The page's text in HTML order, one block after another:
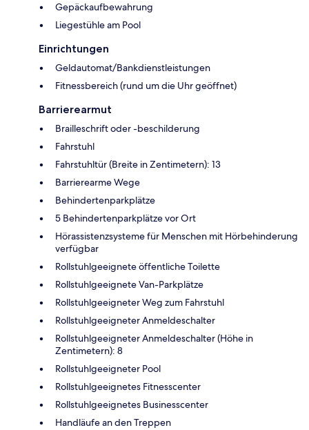
Gepäckaufbewahrung
Liegestühle am Pool
Einrichtungen
Geldautomat/Bankdienstleistungen
Fitnessbereich (rund um die Uhr geöffnet)
Barrierearmut
Brailleschrift oder -beschilderung
Fahrstuhl
Fahrstuhltür (Breite in Zentimetern): 13
Barrierearme Wege
Behindertenparkplätze
5 Behindertenparkplätze vor Ort
Hörassistenzsysteme für Menschen mit Hörbehinderung
verfügbar
Rollstuhlgeeignete öffentliche Toilette
Rollstuhlgeeignete Van-Parkplätze
Rollstuhlgeeigneter Weg zum Fahrstuhl
Rollstuhlgeeigneter Anmeldeschalter
Rollstuhlgeeigneter Anmeldeschalter (Höhe in
Zentimetern): 8
Rollstuhlgeeigneter Pool
Rollstuhlgeeignetes Fitnesscenter
Rollstuhlgeeignetes Businesscenter
Handläufe an den Treppen